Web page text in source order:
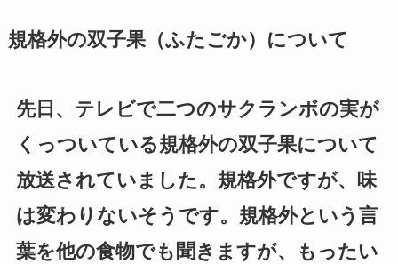
規格外の双子果（ふたごか）について
先日、テレビで二つのサクランボの実が
くっついている規格外の双子果について
放送されていました。規格外ですが、味
は変わりないそうです。規格外という言
葉を他の食物でも聞きますが、もったい